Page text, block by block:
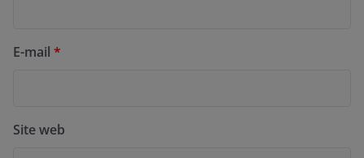
E-mail *
Site web